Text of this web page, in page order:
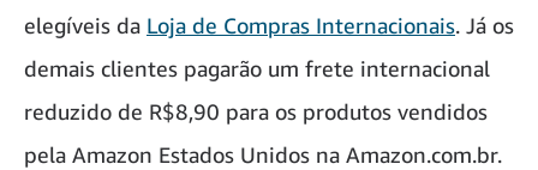
elegíveis da Loja de Compras Internacionais. Já os
demais clientes pagarão um frete internacional
reduzido de R$8,90 para os produtos vendidos
pela Amazon Estados Unidos na Amazon.com.br.